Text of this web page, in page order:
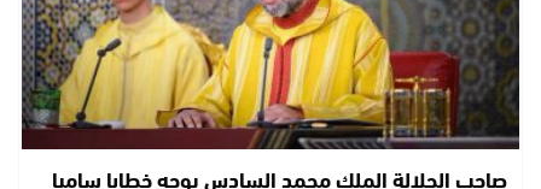
صاحب الجلالة الملك محمد السادس يوجه خطابا ساميا